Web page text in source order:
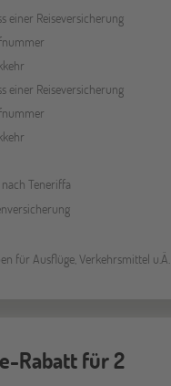
einer Reiseversicherung
einer Reiseversicherung
Teneriffa
für Ausflüge, Verkehrsmittel u.Ä.
Rabatt für 2